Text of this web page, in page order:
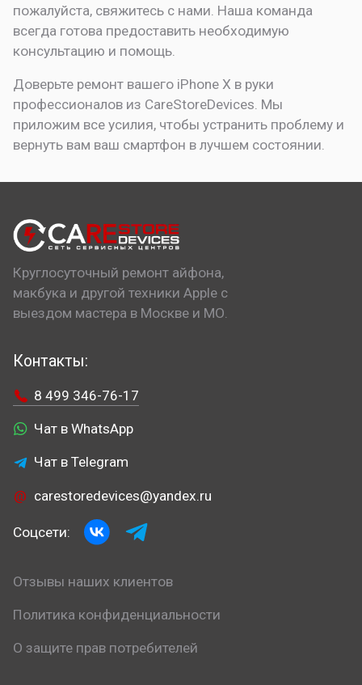
пожалуйста, свяжитесь с нами. Наша команда
всегда готова предоставить необходимую
консультацию и помощь.
Доверьте ремонт вашего iPhone X в руки
профессионалов из CareStoreDevices. Мы
приложим все усилия, чтобы устранить проблему и
вернуть вам ваш смартфон в лучшем состоянии.
Круглосуточный ремонт айфона,
макбука и другой техники Apple с
выездом мастера в Москве и МО.
Контакты:
8 499 346-76-17
Чат в WhatsApp
Чат в Telegram
carestoredevices@yandex.ru
Соцсети:
Отзывы наших клиентов
Политика конфиденциальности
О защите прав потребителей